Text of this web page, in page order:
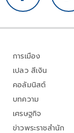
การเมือง
เปลว สีเงิน
คอลัมนิสต์
บทความ
เศรษฐกิจ
ข่าวพระราชสำนัก